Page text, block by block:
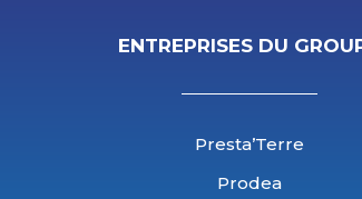
ENTREPRISES DU
Presta’Terre
Prodea